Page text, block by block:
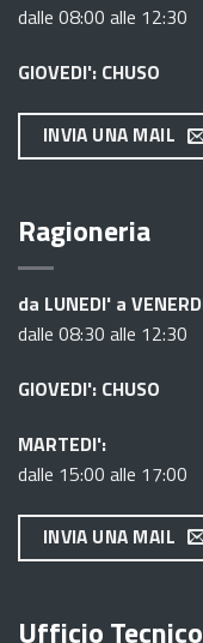
dalle 08:00 alle 12:30
GIOVEDI': CHUSO
INVIA UNA MAIL
Ragioneria
da LUNEDI' a
dalle 08:30 alle 12:30
GIOVEDI': CHUSO
MARTEDI':
dalle 15:00 alle 17:00
INVIA UNA MAIL
Ufficio Tecnico